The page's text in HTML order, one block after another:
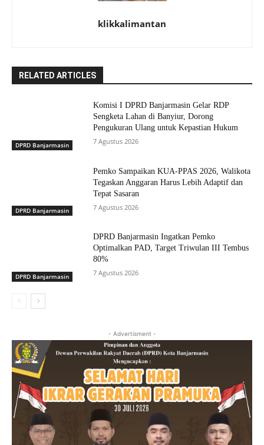
klikkalimantan
RELATED ARTICLES
DPRD Banjarmasin
Komisi I DPRD Banjarmasin Gelar RDP
Sengketa Lahan di Banyiur, Dorong
Pengukuran Ulang untuk Kepastian Hukum
7 Agustus 2026
DPRD Banjarmasin
Pemko Sampaikan KUA-PPAS 2026, Walikota
Tegaskan Anggaran Harus Lebih Adaptif dan
Tepat Sasaran
7 Agustus 2026
DPRD Banjarmasin
DPRD Banjarmasin Ingatkan Pemko
Optimalkan PAD, Target Triwulan III Tembus
80%
7 Agustus 2026
- Advertisment -